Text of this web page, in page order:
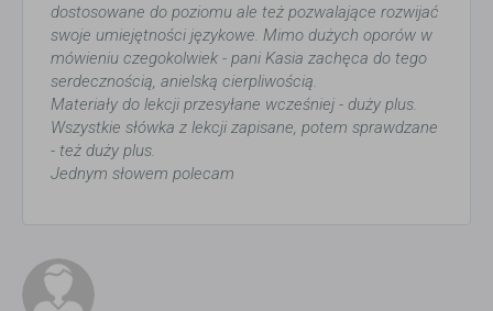
dostosowane do poziomu ale też pozwalające rozwijać
swoje umiejętności językowe. Mimo dużych oporów w
mówieniu czegokolwiek - pani Kasia zachęca do tego
serdecznością, anielską cierpliwością.
Materiały do lekcji przesyłane wcześniej - duży plus.
Wszystkie słówka z lekcji zapisane, potem sprawdzane
- też duży plus.
Jednym słowem polecam